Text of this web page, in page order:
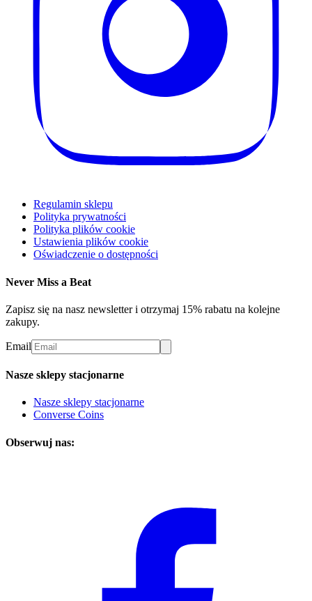
Regulamin sklepu
Polityka prywatności
Polityka plików cookie
Ustawienia plików cookie
Oświadczenie o dostępności
Never Miss a Beat
Zapisz się na nasz newsletter i otrzymaj 15% rabatu na kolejne
zakupy.
Email
Nasze sklepy stacjonarne
Nasze sklepy stacjonarne
Converse Coins
Obserwuj nas: